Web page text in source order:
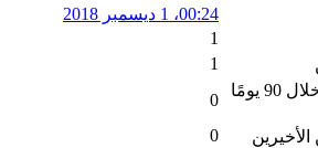
00:24، 1 ديسمبر 2018
1
1
عدد التعديلات الأخيرة (خلال 90 يومًا
0
0